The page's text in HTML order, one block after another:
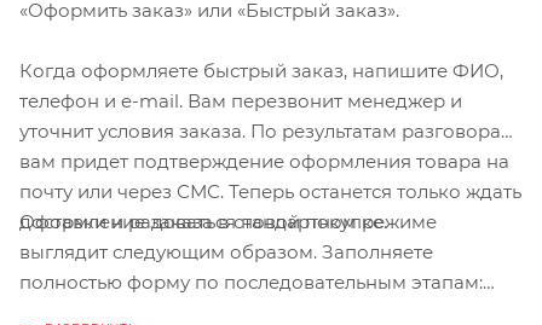
«Оформить заказ» или «Быстрый заказ».
Когда оформляете быстрый заказ, напишите ФИО,
телефон и e-mail. Вам перезвонит менеджер и
уточнит условия заказа. По результатам разговора
вам придет подтверждение оформления товара на
почту или через СМС. Теперь останется только ждать
доставки и радоваться новой покупке.
Оформление заказа в стандартном режиме
выглядит следующим образом. Заполняете
полностью форму по последовательным этапам: